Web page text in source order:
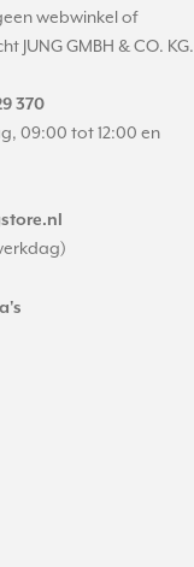
webwinkel of
JUNG GMBH & CO. KG.
370
09:00 tot 12:00 en